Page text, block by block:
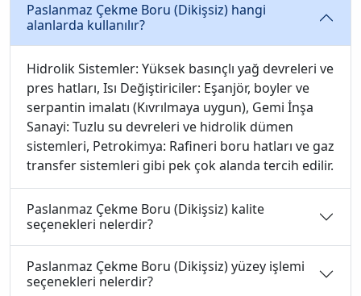
Paslanmaz Çekme Boru (Dikişsiz) hangi
alanlarda kullanılır?
Hidrolik Sistemler: Yüksek basınçlı yağ devreleri ve
pres hatları, Isı Değiştiriciler: Eşanjör, boyler ve
serpantin imalatı (Kıvrılmaya uygun), Gemi İnşa
Sanayi: Tuzlu su devreleri ve hidrolik dümen
sistemleri, Petrokimya: Rafineri boru hatları ve gaz
transfer sistemleri gibi pek çok alanda tercih edilir.
Paslanmaz Çekme Boru (Dikişsiz) kalite
seçenekleri nelerdir?
Paslanmaz Çekme Boru (Dikişsiz) yüzey işlemi
seçenekleri nelerdir?